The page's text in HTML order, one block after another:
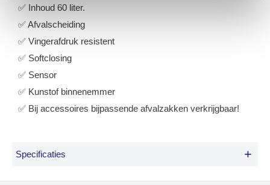
✅ Inhoud 60 liter.
✅ Afvalscheiding
✅ Vingerafdruk resistent
✅ Softclosing
✅ Sensor
✅ Kunstof binnenemmer
✅ Bij accessoires bijpassende afvalzakken verkrijgbaar!
Specificaties +